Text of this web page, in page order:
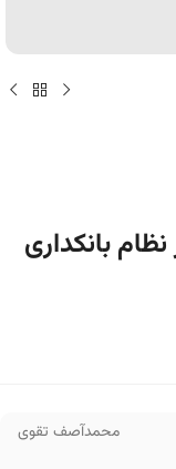
بانکداری
محمدآصف تقوی